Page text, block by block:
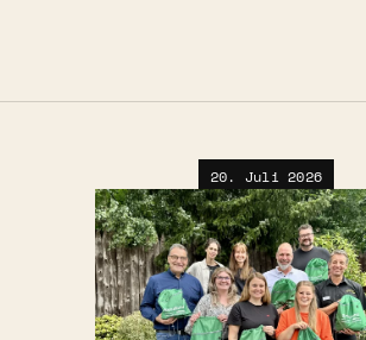
20. Juli 2026